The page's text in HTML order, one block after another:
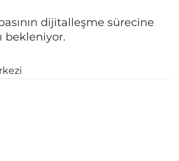
dijitalleşme sürecine
bekleniyor.